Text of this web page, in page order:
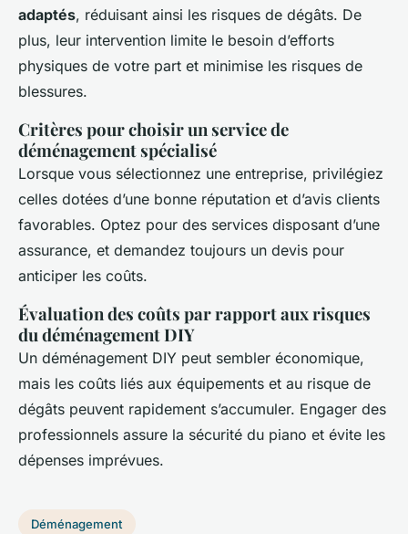
adaptés, réduisant ainsi les risques de dégâts. De
plus, leur intervention limite le besoin d’efforts
physiques de votre part et minimise les risques de
blessures.
Critères pour choisir un service de
déménagement spécialisé
Lorsque vous sélectionnez une entreprise, privilégiez
celles dotées d’une bonne réputation et d’avis clients
favorables. Optez pour des services disposant d’une
assurance, et demandez toujours un devis pour
anticiper les coûts.
Évaluation des coûts par rapport aux risques
du déménagement DIY
Un déménagement DIY peut sembler économique,
mais les coûts liés aux équipements et au risque de
dégâts peuvent rapidement s’accumuler. Engager des
professionnels assure la sécurité du piano et évite les
dépenses imprévues.
Déménagement